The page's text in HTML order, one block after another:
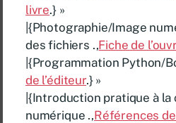
livre.} »
|{Photographie/Image
des fichiers .,Fiche de
|{Programmation Python/
de l’éditeur.} »
|{Introduction pratique à
numérique .,Références de